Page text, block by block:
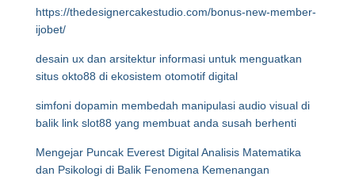
https://thedesignercakestudio.com/bonus-new-member-
ijobet/
desain ux dan arsitektur informasi untuk menguatkan
situs okto88 di ekosistem otomotif digital
simfoni dopamin membedah manipulasi audio visual di
balik link slot88 yang membuat anda susah berhenti
Mengejar Puncak Everest Digital Analisis Matematika
dan Psikologi di Balik Fenomena Kemenangan